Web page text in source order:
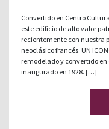
Convertido en Centro
este edificio de alto valor
recientemente con nuestra
neoclásico francés. UN
remodelado y convertido
inaugurado en 1928. […]